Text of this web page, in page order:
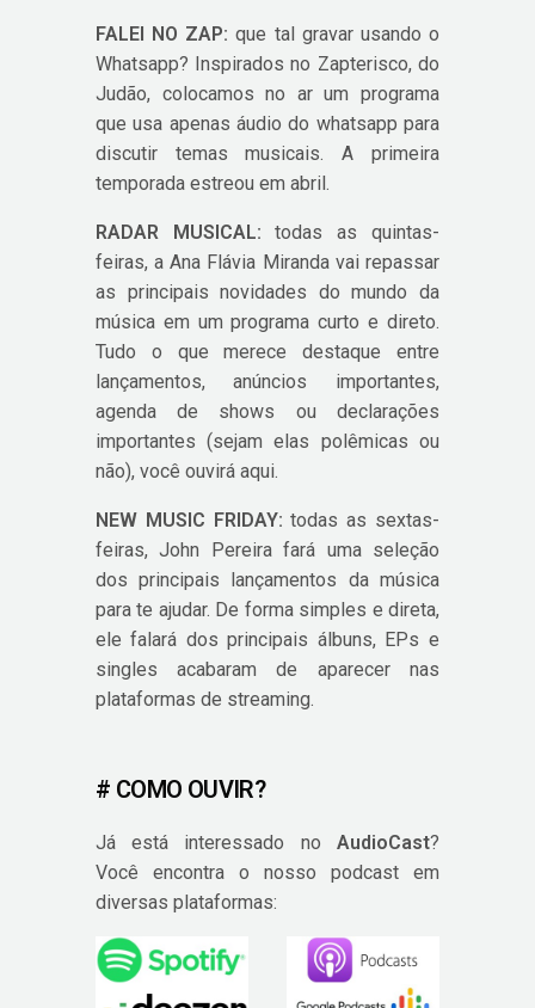
FALEI NO ZAP: que tal gravar usando o
Whatsapp? Inspirados no Zapterisco, do
Judão, colocamos no ar um programa
que usa apenas áudio do whatsapp para
discutir temas musicais. A primeira
temporada estreou em abril.
RADAR MUSICAL: todas as quintas-
feiras, a Ana Flávia Miranda vai repassar
as principais novidades do mundo da
música em um programa curto e direto.
Tudo o que merece destaque entre
lançamentos, anúncios importantes,
agenda de shows ou declarações
importantes (sejam elas polêmicas ou
não), você ouvirá aqui.
NEW MUSIC FRIDAY: todas as sextas-
feiras, John Pereira fará uma seleção
dos principais lançamentos da música
para te ajudar. De forma simples e direta,
ele falará dos principais álbuns, EPs e
singles acabaram de aparecer nas
plataformas de streaming.
# COMO OUVIR?
Já está interessado no AudioCast?
Você encontra o nosso podcast em
diversas plataformas: